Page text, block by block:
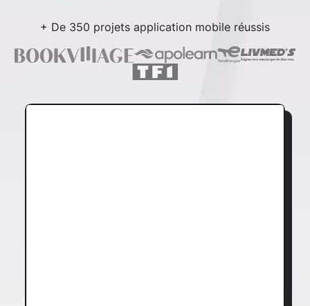
+ De 350 projets application mobile réussis